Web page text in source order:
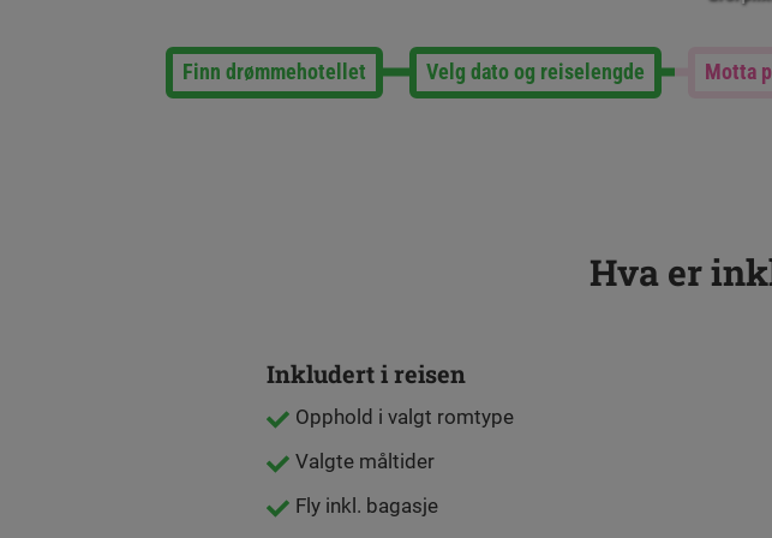
Finn drømmehotellet Velg dato og reiselengde Motta
Hva er
Inkludert i reisen
Opphold i valgt romtype
Valgte måltider
Fly inkl. bagasje